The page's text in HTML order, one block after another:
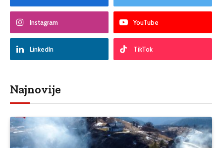
Instagram YouTube
LinkedIn TikTok
Najnovije